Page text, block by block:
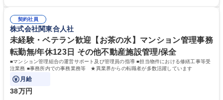
です。基本は社内勤務でクリニック訪問はほとんどありません。 募集職種
[新大阪/院長代行事務(人事労務サポート等)]未経験/年休123日/フレックス
制
すさも抜群。転勤なしの新大阪本社勤務で、安定した事業基盤のもと腰を
据えて長期的キャリアを構築できます。 学歴・資格 学歴：大学院 大学 語
学力： 資格：
契約社員
株式会社関東合人社
未経験・ベテラン歓迎【お茶の水】マンション管理事務
転勤無/年休123日 その他不動産施設管理/保全
■マンション管理組合の運営サポート及び管理員の指導 ■担当物件における修繕工事等受
注業務 ■事務所内での事務業務等 ★異業界からの転職者が多数活躍しています
月給
38万円